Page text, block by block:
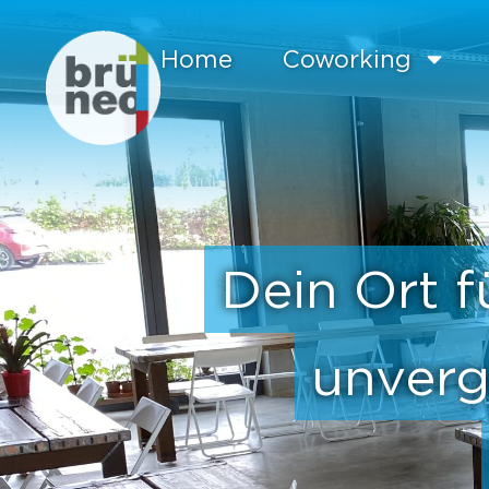
Home Coworking
Dein Ort